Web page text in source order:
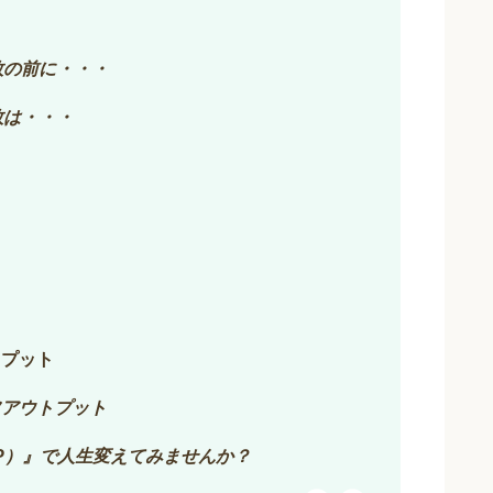
前に・・・
・・・
ット
ウトプット
』で人生変えてみませんか？